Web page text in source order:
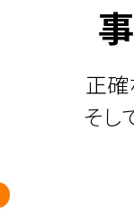
正確
そし